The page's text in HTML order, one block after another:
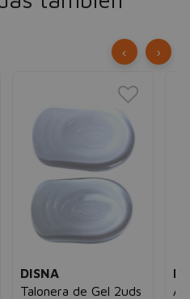
DISNA
Talonera de Gel 2uds
‹ ›